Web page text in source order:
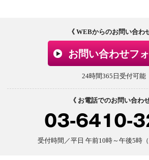
《 WEBからのお問い合わ
お問い合わせフ
24時間365日受付可能
《 お電話でのお問い合わせ
03-6410-
受付時間／平日 午前10時～午後5時（